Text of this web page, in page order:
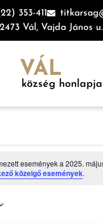
353-411
2473 Vál, Vajda János
VÁL
község honlapja
események a 2025.
közelgő események.